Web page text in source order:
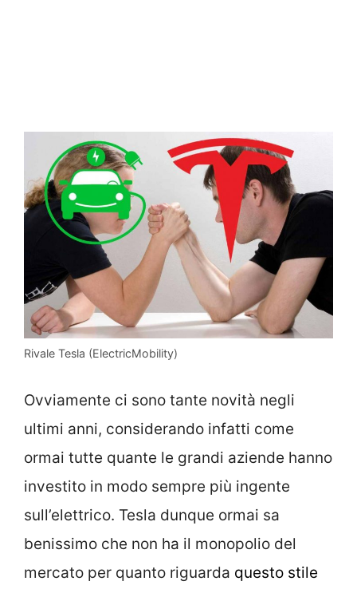
Rivale Tesla (ElectricMobility)
Ovviamente ci sono tante novità negli
ultimi anni, considerando infatti come
ormai tutte quante le grandi aziende hanno
investito in modo sempre più ingente
sull’elettrico. Tesla dunque ormai sa
benissimo che non ha il monopolio del
mercato per quanto riguarda questo stile